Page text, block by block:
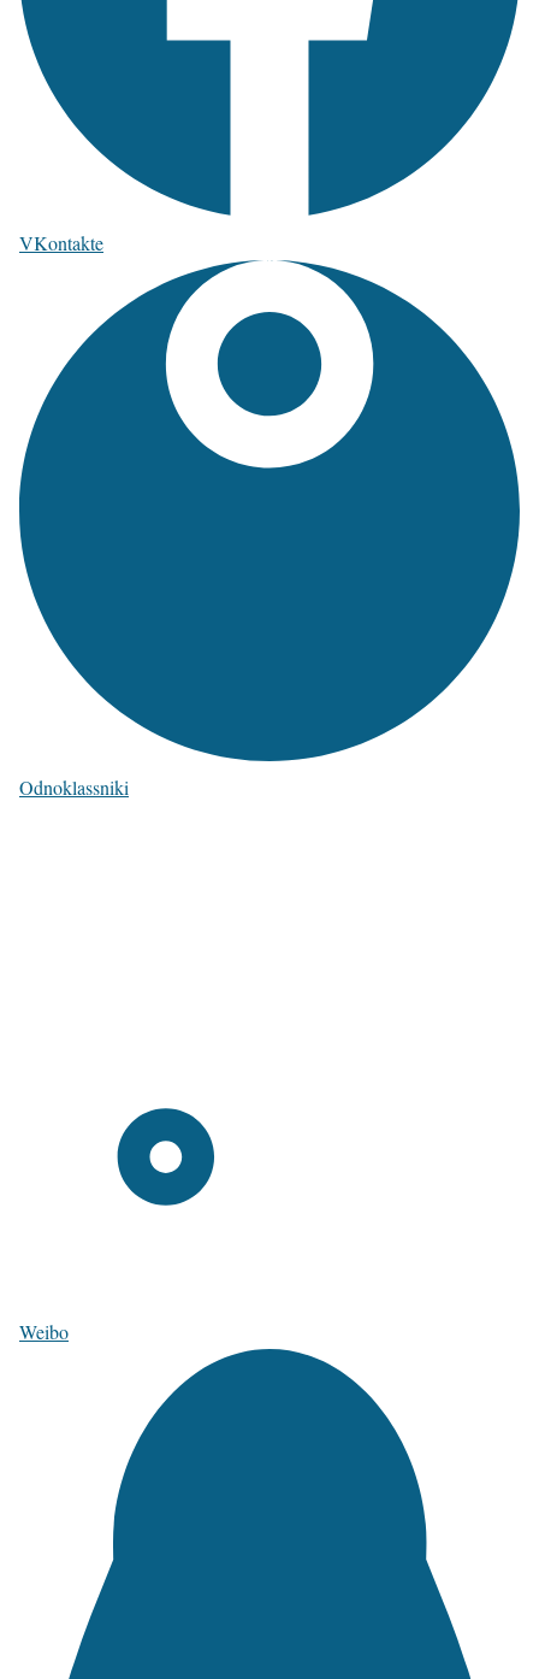
VKontakte
Odnoklassniki
Weibo